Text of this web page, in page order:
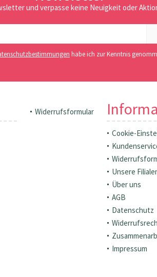
und verpasse keine Neuigkeit oder
habe ich zur Kenntnis
Widerrufsformular
Cookie-
Unsere
Über uns
AGB
Datenschutz
Impressum